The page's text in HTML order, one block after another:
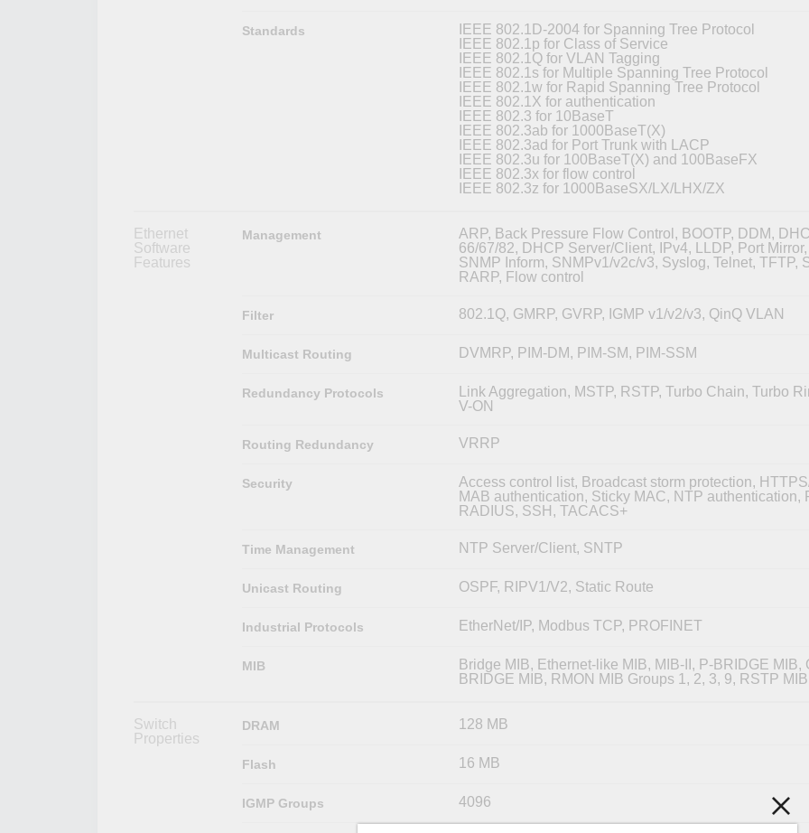
Standards
IEEE 802.1D-2004 for Spanning Tree Protocol
IEEE 802.1p for Class of Service
IEEE 802.1Q for VLAN Tagging
IEEE 802.1s for Multiple Spanning Tree Protocol
IEEE 802.1w for Rapid Spanning Tree Protocol
IEEE 802.1X for authentication
IEEE 802.3 for 10BaseT
IEEE 802.3ab for 1000BaseT(X)
IEEE 802.3ad for Port Trunk with LACP
IEEE 802.3u for 100BaseT(X) and 100BaseFX
IEEE 802.3x for flow control
IEEE 802.3z for 1000BaseSX/LX/LHX/ZX
Ethernet
Software
Features
Management
ARP, Back Pressure Flow Control, BOOTP, DDM,
66/67/82, DHCP Server/Client, IPv4, LLDP, Port
SNMP Inform, SNMPv1/v2c/v3, Syslog, Telnet, TFTP,
RARP, Flow control
Filter 802.1Q, GMRP, GVRP, IGMP v1/v2/v3, QinQ VLAN
Multicast Routing DVMRP, PIM-DM, PIM-SM, PIM-SSM
Redundancy Protocols
Link Aggregation, MSTP, RSTP, Turbo Chain, Turbo
V-ON
Routing Redundancy VRRP
Security
Access control list, Broadcast storm protection,
MAB authentication, Sticky MAC, NTP authentication,
RADIUS, SSH, TACACS+
Time Management NTP Server/Client, SNTP
Unicast Routing OSPF, RIPV1/V2, Static Route
Industrial Protocols EtherNet/IP, Modbus TCP, PROFINET
MIB
Bridge MIB, Ethernet-like MIB, MIB-II, P-BRIDGE MIB,
BRIDGE MIB, RMON MIB Groups 1, 2, 3, 9, RSTP MIB
Switch
Properties
DRAM 128 MB
Flash 16 MB
IGMP Groups 4096